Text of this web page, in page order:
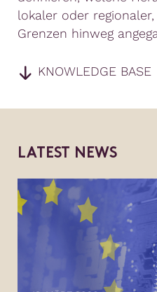
lokaler oder
Grenzen hinweg
KNOWLEDGE BASE
LAT EST N EWS